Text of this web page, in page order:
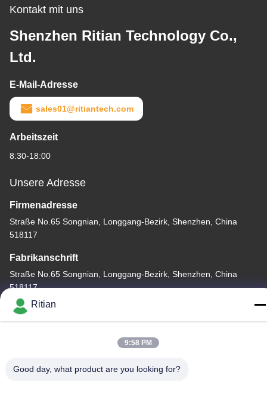
Kontakt mit uns
Shenzhen Ritian Technology Co.,
Ltd.
E-Mail-Adresse
sales01@ritiantech.com
Arbeitszeit
8:30-18:00
Unsere Adresse
Firmenadresse
Straße No.65 Songnian, Longgang-Bezirk, Shenzhen, China
518117
Fabrikanschrift
Straße No.65 Songnian, Longgang-Bezirk, Shenzhen, China
518117
Telefon
Ritian
9:58 PM
Good day, what product are you looking for?